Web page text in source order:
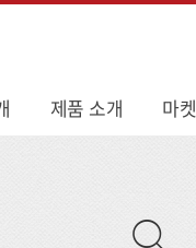
제품 소개 마켓